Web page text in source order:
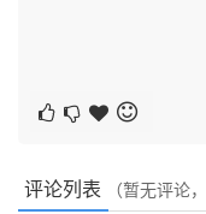
评论列表 （暂无评论，